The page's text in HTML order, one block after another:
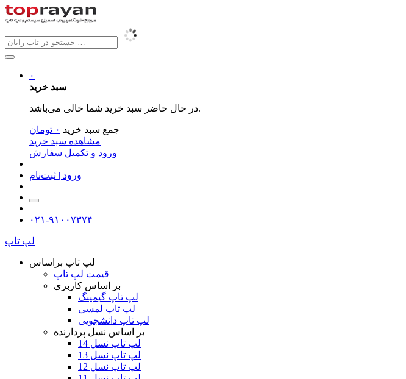
۰
سبد خرید
در حال حاضر سبد خرید شما خالی می‌باشد.
جمع سبد خرید ۰ تومان
مشاهده سبد خرید
ورود و تکمیل سفارش
ورود | ثبت‌نام
۰۲۱-۹۱۰۰۷۳۷۴
لپ تاپ
لپ تاپ براساس
قیمت لپ تاپ
بر اساس کاربری
لپ تاپ گیمینگ
لپ تاپ لمسی
لپ تاپ دانشجویی
بر اساس نسل پردازنده
لپ تاپ نسل 14
لپ تاپ نسل 13
لپ تاپ نسل 12